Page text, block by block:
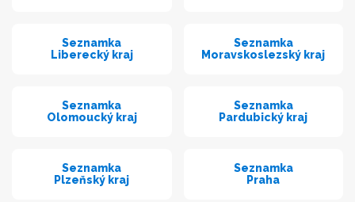
Seznamka
Liberecký kraj
Seznamka
Moravskoslezský kraj
Seznamka
Olomoucký kraj
Seznamka
Pardubický kraj
Seznamka
Plzeňský kraj
Seznamka
Praha